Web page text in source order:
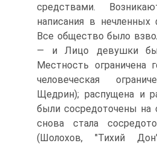
средствами.
написания в нечленных
Все общество было
— и Лицо девушки
Местность ограничена
человеческая
Щедрин); распущена и
были сосредоточены на
снова стала
(Шолохов, "Тихий